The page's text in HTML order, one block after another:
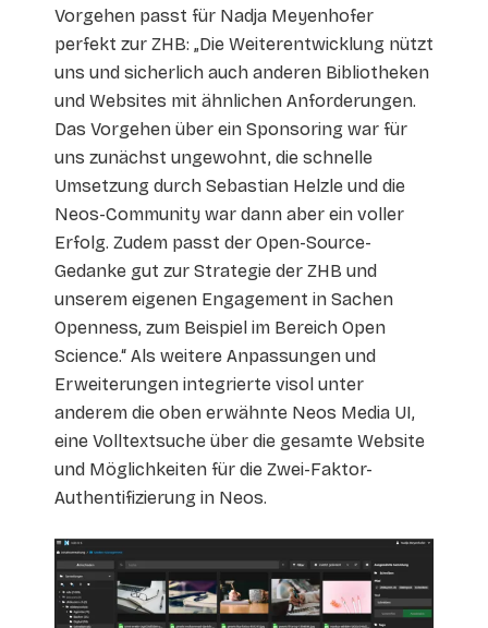
Vorgehen passt für Nadja Meyenhofer
perfekt zur ZHB: „Die Weiterentwicklung nützt
uns und sicherlich auch anderen Bibliotheken
und Websites mit ähnlichen Anforderungen.
Das Vorgehen über ein Sponsoring war für
uns zunächst ungewohnt, die schnelle
Umsetzung durch Sebastian Helzle und die
Neos-Community war dann aber ein voller
Erfolg. Zudem passt der Open-Source-
Gedanke gut zur Strategie der ZHB und
unserem eigenen Engagement in Sachen
Openness, zum Beispiel im Bereich Open
Science.“ Als weitere Anpassungen und
Erweiterungen integrierte visol unter
anderem die oben erwähnte Neos Media UI,
eine Volltextsuche über die gesamte Website
und Möglichkeiten für die Zwei-Faktor-
Authentifizierung in Neos.